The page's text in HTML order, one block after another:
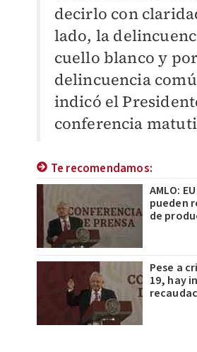
decirlo con
lado, la
cuello blanco y
delincuencia
indicó el
conferencia
Te recomendamos:
AMLO:
pueden
de
Pese a
19, hay